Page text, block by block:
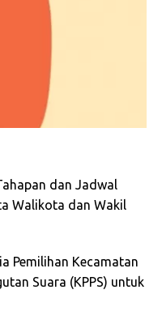
dan Jadwal
Walikota dan Wakil
Pemilihan Kecamatan
Suara (KPPS) untuk